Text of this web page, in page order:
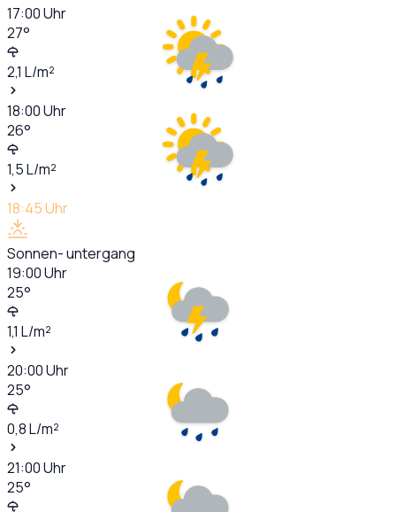
17:00Uhr
27°
2,1 L/m²
18:00Uhr
26°
1,5L/m²
18:45Uhr
Sonnen- untergang
19:00Uhr
25°
1,1 L/m²
20:00Uhr
25°
0,8L/m²
21:00Uhr
25°